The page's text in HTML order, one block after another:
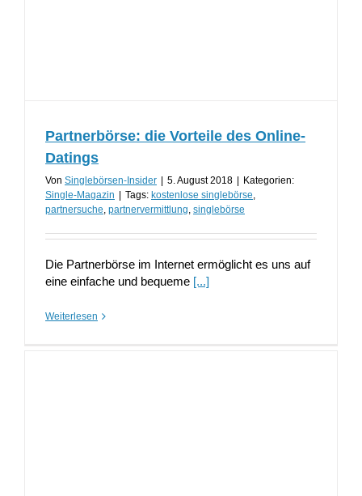
Partnerbörse: die Vorteile des Online-
Datings
Von Singlebörsen-Insider | 5. August 2018 | Kategorien:
Single-Magazin | Tags: kostenlose singlebörse
partnersuche partnervermittlung singlebörse
Die Partnerbörse im Internet ermöglicht es uns auf
eine einfache und bequeme [...]
Weiterlesen